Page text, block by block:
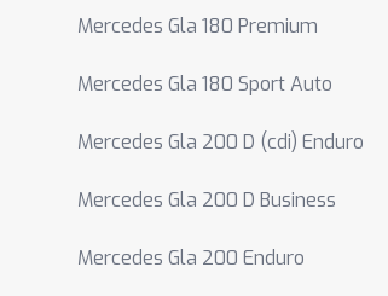
Mercedes Gla 180 Premium
Mercedes Gla 180 Sport Auto
Mercedes Gla 200 D (cdi) Enduro
Mercedes Gla 200 D Business
Mercedes Gla 200 Enduro